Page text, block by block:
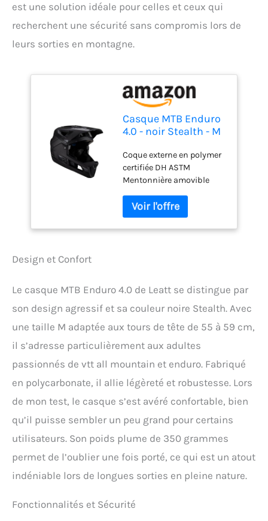
est une solution idéale pour celles et ceux qui
recherchent une sécurité sans compromis lors de
leurs sorties en montagne.
Casque MTB Enduro
4.0 - noir Stealth - M
Coque externe en polymer
certifiée DH ASTM
Mentonnière amovible
facile à manipuler
Technologie Turbine 360
offrant une réduction des
absorbtion des chocs
Ventilation via 18 canaux
Design et Confort
Le casque MTB Enduro 4.0 de Leatt se distingue par
son design agressif et sa couleur noire Stealth. Avec
une taille M adaptée aux tours de tête de 55 à 59 cm,
il s’adresse particulièrement aux adultes
passionnés de vtt all mountain et enduro. Fabriqué
en polycarbonate, il allie légèreté et robustesse. Lors
de mon test, le casque s’est avéré confortable, bien
qu’il puisse sembler un peu grand pour certains
utilisateurs. Son poids plume de 350 grammes
permet de l’oublier une fois porté, ce qui est un atout
indéniable lors de longues sorties en pleine nature.
Fonctionnalités et Sécurité